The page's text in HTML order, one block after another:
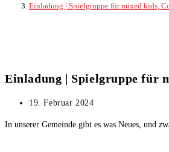
Einladung | Spielgruppe für mixed kids,
Einladung | Spielgruppe für
Beitrag
19. Februar 2024
In unserer Gemeinde gibt es was Neues, und